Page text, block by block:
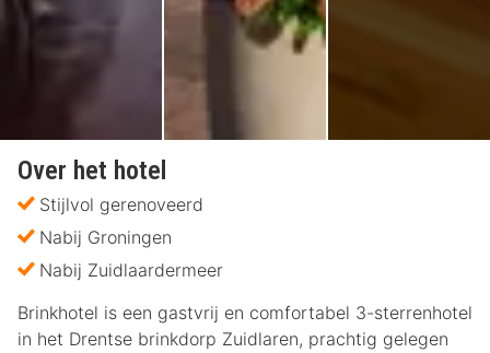
Over het hotel
Stijlvol gerenoveerd
Nabij Groningen
Nabij Zuidlaardermeer
Brinkhotel is een gastvrij en comfortabel 3-sterrenhotel
in het Drentse brinkdorp Zuidlaren, prachtig gelegen